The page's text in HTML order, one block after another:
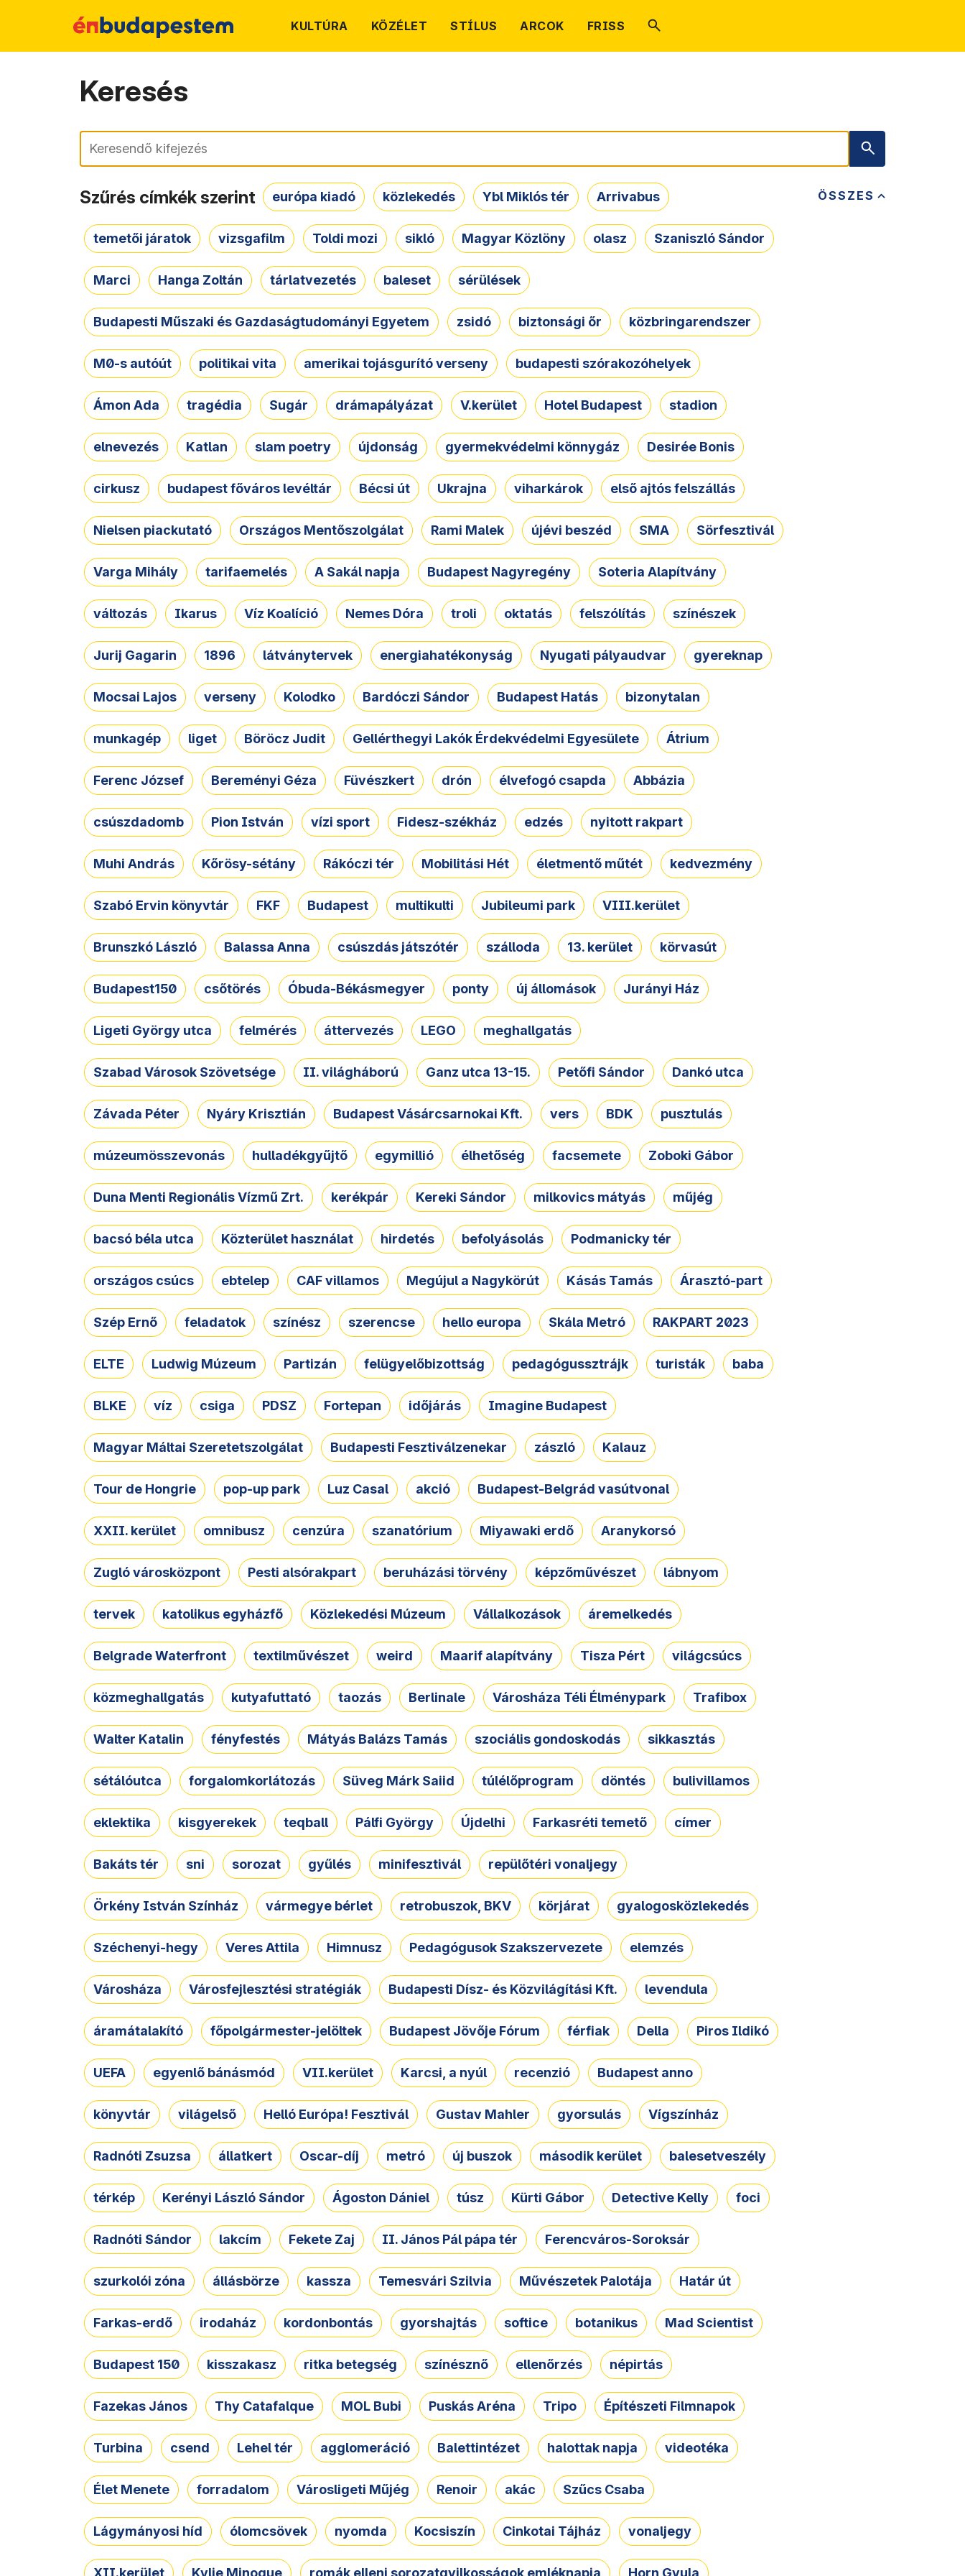
KULTÚRA KÖZÉLET STÍLUS ARCOK FRISS
Keresés
Keresés
ÖSSZES
Szűrés címkék szerint európa kiadó közlekedés Ybl Miklós tér Arrivabus
temetői járatok vizsgafilm Toldi mozi sikló Magyar Közlöny olasz Szaniszló Sándor
Marci Hanga Zoltán tárlatvezetés baleset sérülések
Budapesti Műszaki és Gazdaságtudományi Egyetem zsidó biztonsági őr közbringarendszer
M0-s autóút politikai vita amerikai tojásgurító verseny budapesti szórakozóhelyek
Ámon Ada tragédia Sugár drámapályázat V.kerület Hotel Budapest stadion
elnevezés Katlan slam poetry újdonság gyermekvédelmi könnygáz Desirée Bonis
cirkusz budapest főváros levéltár Bécsi út Ukrajna viharkárok első ajtós felszállás
Nielsen piackutató Országos Mentőszolgálat Rami Malek újévi beszéd SMA Sörfesztivál
Varga Mihály tarifaemelés A Sakál napja Budapest Nagyregény Soteria Alapítvány
változás Ikarus Víz Koalíció Nemes Dóra troli oktatás felszólítás színészek
Jurij Gagarin 1896 látványtervek energiahatékonyság Nyugati pályaudvar gyereknap
Mocsai Lajos verseny Kolodko Bardóczi Sándor Budapest Hatás bizonytalan
munkagép liget Böröcz Judit Gellérthegyi Lakók Érdekvédelmi Egyesülete Átrium
Ferenc József Bereményi Géza Füvészkert drón élvefogó csapda Abbázia
csúszdadomb Pion István vízi sport Fidesz-székház edzés nyitott rakpart
Muhi András Kőrösy-sétány Rákóczi tér Mobilitási Hét életmentő műtét kedvezmény
Szabó Ervin könyvtár FKF Budapest multikulti Jubileumi park VIII.kerület
Brunszkó László Balassa Anna csúszdás játszótér szálloda 13. kerület körvasút
Budapest150 csőtörés Óbuda-Békásmegyer ponty új állomások Jurányi Ház
Ligeti György utca felmérés áttervezés LEGO meghallgatás
Szabad Városok Szövetsége II. világháború Ganz utca 13-15. Petőfi Sándor Dankó utca
Závada Péter Nyáry Krisztián Budapest Vásárcsarnokai Kft. vers BDK pusztulás
múzeumösszevonás hulladékgyűjtő egymillió élhetőség facsemete Zoboki Gábor
Duna Menti Regionális Vízmű Zrt. kerékpár Kereki Sándor milkovics mátyás műjég
bacsó béla utca Közterület használat hirdetés befolyásolás Podmanicky tér
országos csúcs ebtelep CAF villamos Megújul a Nagykörút Kásás Tamás Árasztó-part
Szép Ernő feladatok színész szerencse hello europa Skála Metró RAKPART 2023
ELTE Ludwig Múzeum Partizán felügyelőbizottság pedagógussztrájk turisták baba
BLKE víz csiga PDSZ Fortepan időjárás Imagine Budapest
Magyar Máltai Szeretetszolgálat Budapesti Fesztiválzenekar zászló Kalauz
Tour de Hongrie pop-up park Luz Casal akció Budapest-Belgrád vasútvonal
XXII. kerület omnibusz cenzúra szanatórium Miyawaki erdő Aranykorsó
Zugló városközpont Pesti alsórakpart beruházási törvény képzőművészet lábnyom
tervek katolikus egyházfő Közlekedési Múzeum Vállalkozások áremelkedés
Belgrade Waterfront textilművészet weird Maarif alapítvány Tisza Pért világcsúcs
közmeghallgatás kutyafuttató taozás Berlinale Városháza Téli Élménypark Trafibox
Walter Katalin fényfestés Mátyás Balázs Tamás szociális gondoskodás sikkasztás
sétálóutca forgalomkorlátozás Süveg Márk Saiid túlélőprogram döntés bulivillamos
eklektika kisgyerekek teqball Pálfi György Újdelhi Farkasréti temető címer
Bakáts tér sni sorozat gyűlés minifesztivál repülőtéri vonaljegy
Örkény István Színház vármegye bérlet retrobuszok, BKV körjárat gyalogosközlekedés
Széchenyi-hegy Veres Attila Himnusz Pedagógusok Szakszervezete elemzés
Városháza Városfejlesztési stratégiák Budapesti Dísz- és Közvilágítási Kft. levendula
áramátalakító főpolgármester-jelöltek Budapest Jövője Fórum férfiak Della Piros Ildikó
UEFA egyenlő bánásmód VII.kerület Karcsi, a nyúl recenzió Budapest anno
könyvtár világelső Helló Európa! Fesztivál Gustav Mahler gyorsulás Vígszínház
Radnóti Zsuzsa állatkert Oscar-díj metró új buszok második kerület balesetveszély
térkép Kerényi László Sándor Ágoston Dániel túsz Kürti Gábor Detective Kelly foci
Radnóti Sándor lakcím Fekete Zaj II. János Pál pápa tér Ferencváros-Soroksár
szurkolói zóna állásbörze kassza Temesvári Szilvia Művészetek Palotája Határ út
Farkas-erdő irodaház kordonbontás gyorshajtás softice botanikus Mad Scientist
Budapest 150 kisszakasz ritka betegség színésznő ellenőrzés népirtás
Fazekas János Thy Catafalque MOL Bubi Puskás Aréna Tripo Építészeti Filmnapok
Turbina csend Lehel tér agglomeráció Balettintézet halottak napja videotéka
Élet Menete forradalom Városligeti Műjég Renoir akác Szűcs Csaba
Lágymányosi híd ólomcsövek nyomda Kocsiszín Cinkotai Tájház vonaljegy
XII.kerület Kylie Minogue romák elleni sorozatgyilkosságok emléknapja Horn Gyula